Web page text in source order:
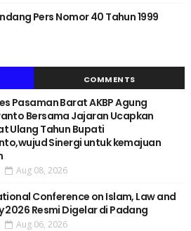
Pers Nomor 40 Tahun 1999
COMMENTS
Pasaman Barat AKBP Agung
Bersama Jajaran Ucapkan
Ulang Tahun Bupati
Sinergi untuk kemajuan
Aug 08, 2026
Conference on Islam, Law and
2026 Resmi Digelar di Padang
Aug 06, 2026